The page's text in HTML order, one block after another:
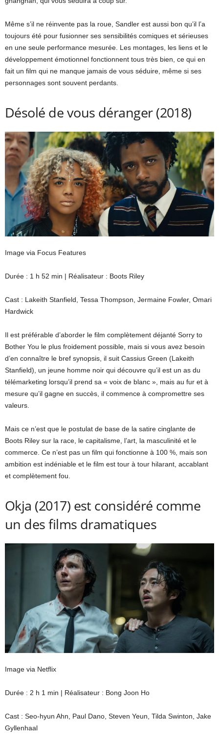
Même s’il ne réinvente pas la roue, Sandler est aussi bon qu’il l’a
toujours été pour fusionner ses sensibilités comiques et sérieuses
en une seule performance mesurée. Les montages, les liens et le
développement émotionnel fonctionnent tous très bien, ce qui en
fait un film qui ne manque jamais de vous séduire, même si ses
personnages sont souvent perdants.
Désolé de vous déranger (2018)
Image via Focus Features
Durée : 1 h 52 min | Réalisateur : Boots Riley
Cast : Lakeith Stanfield, Tessa Thompson, Jermaine Fowler, Omari
Hardwick
Il est préférable d’aborder le film complètement déjanté Sorry to
Bother You le plus froidement possible, mais si vous avez besoin
d’en connaître le bref synopsis, il suit Cassius Green (Lakeith
Stanfield), un jeune homme noir qui découvre qu’il est un as du
télémarketing lorsqu’il prend sa « voix de blanc », mais au fur et à
mesure qu’il gagne en succès, il commence à compromettre ses
valeurs.
Mais ce n’est que le postulat de base de la satire cinglante de
Boots Riley sur la race, le capitalisme, l’art, la masculinité et le
commerce. Ce n’est pas un film qui fonctionne à 100 %, mais son
ambition est indéniable et le film est tour à tour hilarant, accablant
et complètement fou.
Okja (2017) est considéré comme
un des films dramatiques
Image via Netflix
Durée : 2 h 1 min | Réalisateur : Bong Joon Ho
Cast : Seo-hyun Ahn, Paul Dano, Steven Yeun, Tilda Swinton, Jake
Gyllenhaal